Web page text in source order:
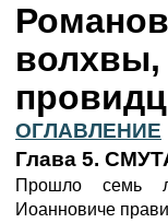
волхвы,
ОГЛАВЛЕНИЕ
Глава 5.
Прошло семь
Иоанновиче